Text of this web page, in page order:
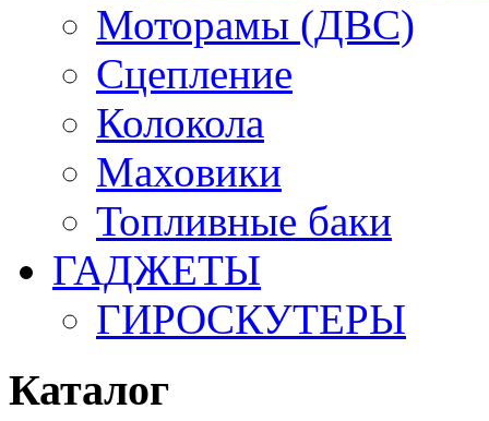
Моторамы (ДВС)
Сцепление
Колокола
Маховики
Топливные баки
ГАДЖЕТЫ
ГИРОСКУТЕРЫ
Каталог